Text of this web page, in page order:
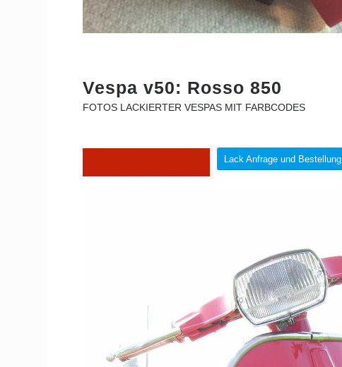
Vespa v50: Rosso 850
FOTOS LACKIERTER VESPAS MIT FARBCODES
Lack Anfrage und Bestellung